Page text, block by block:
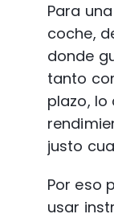
Para
coche,
donde
tanto
plazo, lo
justo
Por eso
usar